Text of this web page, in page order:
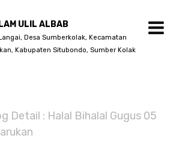
ULIL ALBAB
Desa Sumberkolak, Kecamatan
Kabupaten Situbondo, Sumber Kolak
Detail : Halal Bihalal Gugus 05